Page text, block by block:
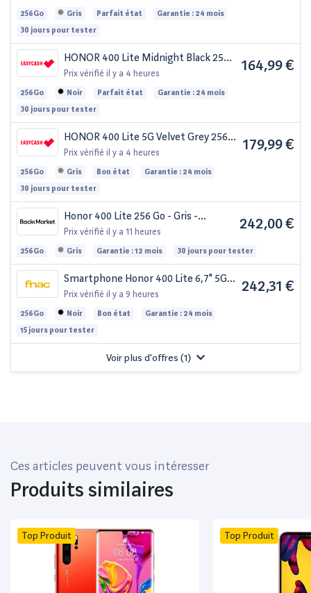
256Go Gris Parfait état
Garantie : 24 mois
30 jours pour tester
HONOR 400 Lite Midnight Black 256
Go
Prix vérifié il y a 4 heures 164,99 €
256Go Noir Parfait état
Garantie : 24 mois
30 jours pour tester
HONOR 400 Lite 5G Velvet Grey 256
Go
Prix vérifié il y a 4 heures 179,99 €
256Go Gris Bon état
Garantie : 24 mois
30 jours pour tester
Honor 400 Lite 256 Go - Gris -
Débloqué
Prix vérifié il y a 11 heures 242,00 €
256Go Gris Garantie : 12 mois 30 jours pour tester
Smartphone Honor 400 Lite 6,7" 5G
Double Nano SIM 256 Go Velvet Black
Prix vérifié il y a 9 heures 242,31 €
256Go Noir Bon état
Garantie : 24 mois
15 jours pour tester
Voir plus d'offres (1)
Ces articles peuvent vous intéresser
Produits similaires
Top Produit Top Produit